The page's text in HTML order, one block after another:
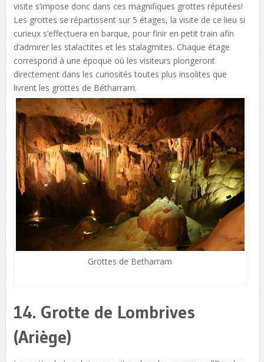
visite s’impose donc dans ces magnifiques grottes réputées!
Les grottes se répartissent sur 5 étages, la visite de ce lieu si
curieux s’effectuera en barque, pour finir en petit train afin
d’admirer les stalactites et les stalagmites. Chaque étage
correspond à une époque où les visiteurs plongeront
directement dans les curiosités toutes plus insolites que
livrent les grottes de Bétharram.
Grottes de Betharram
14. Grotte de Lombrives
(Ariège)